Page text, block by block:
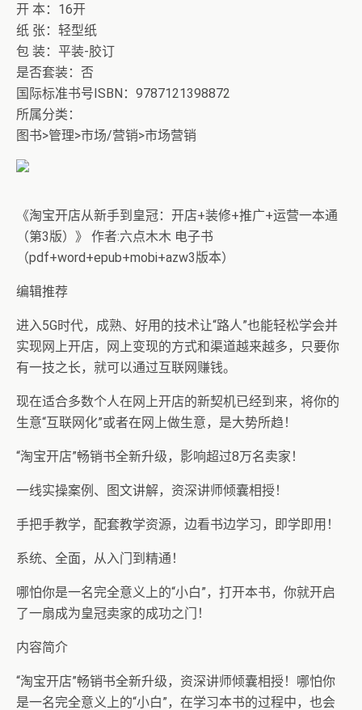
开 本：16开
纸 张：轻型纸
包 装：平装-胶订
是否套装：否
国际标准书号ISBN：9787121398872
所属分类：
图书>管理>市场/营销>市场营销
《淘宝开店从新手到皇冠：开店+装修+推广+运营一本通
（第3版）》 作者:六点木木 电子书
（pdf+word+epub+mobi+azw3版本）
编辑推荐
进入5G时代，成熟、好用的技术让“路人”也能轻松学会并
实现网上开店，网上变现的方式和渠道越来越多，只要你
有一技之长，就可以通过互联网赚钱。
现在适合多数个人在网上开店的新契机已经到来，将你的
生意“互联网化”或者在网上做生意，是大势所趋！
“淘宝开店”畅销书全新升级，影响超过8万名卖家！
一线实操案例、图文讲解，资深讲师倾囊相授！
手把手教学，配套教学资源，边看书边学习，即学即用！
系统、全面，从入门到精通！
哪怕你是一名完全意义上的“小白”，打开本书，你就开启
了一扇成为皇冠卖家的成功之门！
内容简介
“淘宝开店”畅销书全新升级，资深讲师倾囊相授！哪怕你
是一名完全意义上的“小白”，在学习本书的过程中，也会